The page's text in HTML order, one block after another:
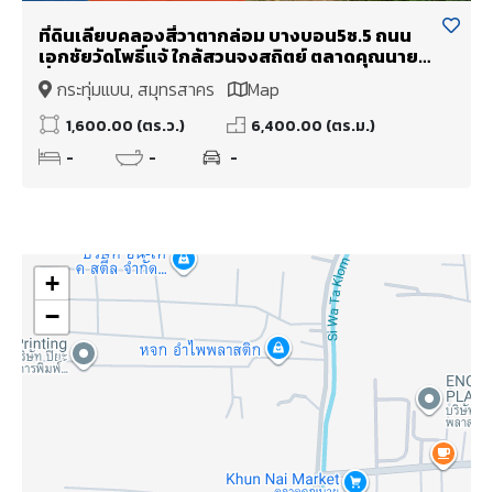
ที่ดินเลียบคลองสี่วาตากล่อม บางบอน5ซ.5 ถนน
เอกชัยวัดโพธิ์แจ้ ใกล้สวนจงสถิตย์ ตลาดคุณนาย
ที่ดินถมแล้ว 4ไร่ สร้างโรงงาน โกดัง หอพัก
กระทุ่มแบน, สมุทรสาคร Map
1,600.00 (ตร.ว.)
6,400.00 (ตร.ม.)
-
- -
+
−